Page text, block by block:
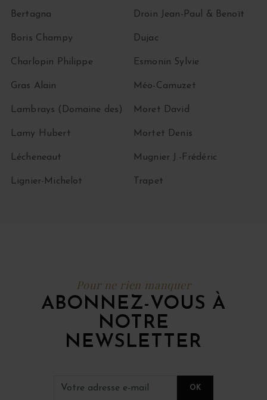
Bertagna
Boris Champy
Charlopin Philippe
Droin Jean-Paul & Benoït
Dujac
Esmonin Sylvie
Gras Alain
Lambrays (Domaine des)
Lamy Hubert
Lécheneaut
Lignier-Michelot
Méo-Camuzet
Moret David
Mortet Denis
Mugnier J.-Frédéric
Trapet
Pour ne rien manquer
ABONNEZ-VOUS À
NOTRE
NEWSLETTER